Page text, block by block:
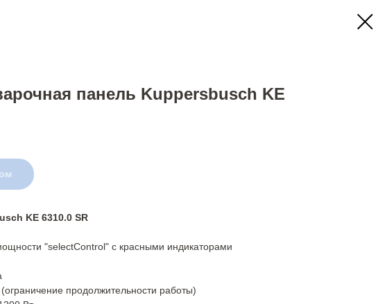
панель Kuppersbusch KE
KE 6310.0 SR
"selectControl" с красными индикаторами
продолжительности работы)